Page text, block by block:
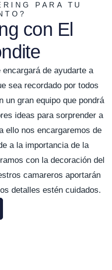
PARA TU
con El
de ayudarte a
sea recordado por todos
un gran equipo que pondrá
ideas para sorprender a
ello nos encargaremos de
a la importancia de la
con la decoración del
camareros aportarán
detalles estén cuidados.